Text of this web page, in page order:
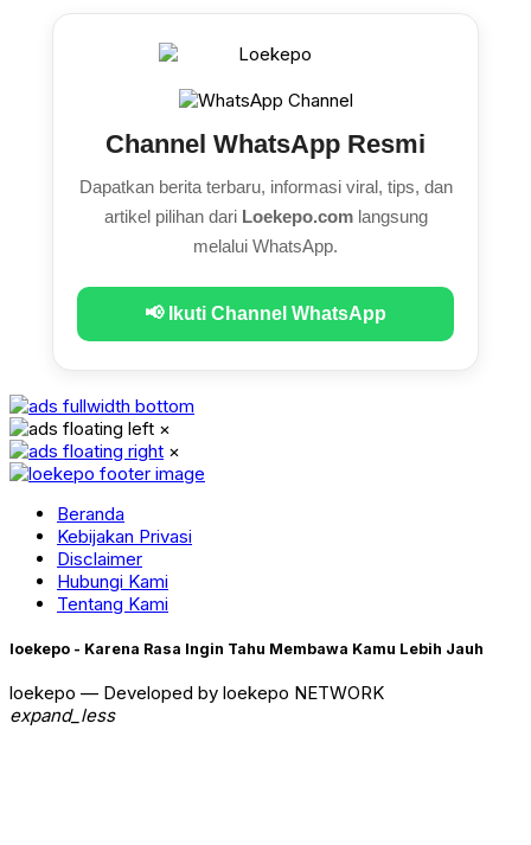
Channel WhatsApp Resmi
Dapatkan berita terbaru, informasi viral, tips, dan
artikel pilihan dari Loekepo.comlangsung
melalui WhatsApp.
📢 Ikuti Channel WhatsApp
×
×
Beranda
Kebijakan Privasi
Disclaimer
Hubungi Kami
Tentang Kami
loekepo - Karena Rasa Ingin Tahu Membawa Kamu Lebih Jauh
loekepo — Developed by loekepo NETWORK
expand_less